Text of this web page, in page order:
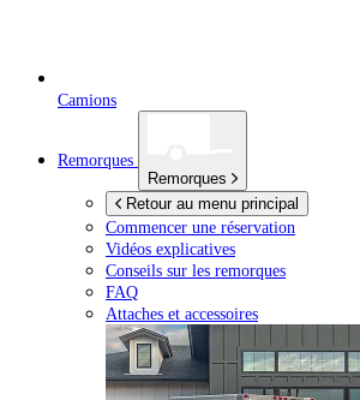
Camions
Remorques
Remorques
Retour au menu principal
Commencer une réservation
Vidéos explicatives
Conseils sur les remorques
FAQ
Attaches et accessoires